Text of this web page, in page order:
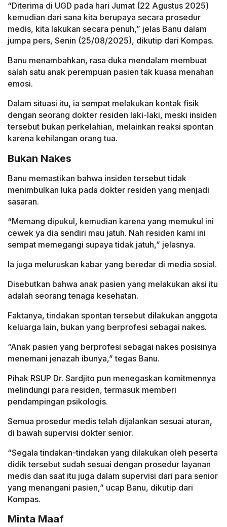
“Diterima di UGD pada hari Jumat (22 Agustus 2025)
kemudian dari sana kita berupaya secara prosedur
medis, kita lakukan secara penuh,” jelas Banu dalam
jumpa pers, Senin (25/08/2025), dikutip dari Kompas.
Banu menambahkan, rasa duka mendalam membuat
salah satu anak perempuan pasien tak kuasa menahan
emosi.
Dalam situasi itu, ia sempat melakukan kontak fisik
dengan seorang dokter residen laki-laki, meski insiden
tersebut bukan perkelahian, melainkan reaksi spontan
karena kehilangan orang tua.
Bukan Nakes
Banu memastikan bahwa insiden tersebut tidak
menimbulkan luka pada dokter residen yang menjadi
sasaran.
“Memang dipukul, kemudian karena yang memukul ini
cewek ya dia sendiri mau jatuh. Nah residen kami ini
sempat memegangi supaya tidak jatuh,” jelasnya.
Ia juga meluruskan kabar yang beredar di media sosial.
Disebutkan bahwa anak pasien yang melakukan aksi itu
adalah seorang tenaga kesehatan.
Faktanya, tindakan spontan tersebut dilakukan anggota
keluarga lain, bukan yang berprofesi sebagai nakes.
“Anak pasien yang berprofesi sebagai nakes posisinya
menemani jenazah ibunya,” tegas Banu.
Pihak RSUP Dr. Sardjito pun menegaskan komitmennya
melindungi para residen, termasuk memberi
pendampingan psikologis.
Semua prosedur medis telah dijalankan sesuai aturan,
di bawah supervisi dokter senior.
“Segala tindakan-tindakan yang dilakukan oleh peserta
didik tersebut sudah sesuai dengan prosedur layanan
medis dan saat itu juga dalam supervisi dari para senior
yang menangani pasien,” ucap Banu, dikutip dari
Kompas.
Minta Maaf